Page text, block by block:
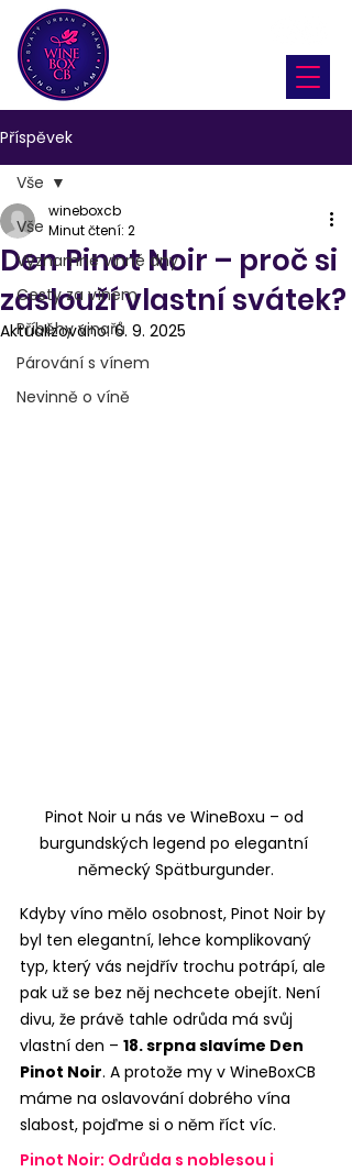
Příspěvek
Vše
Významné vinné dny
Cesty za vínem
Příběhy vinařů
Párování s vínem
Nevinně o víně
Vše
Den Pinot Noir – proč si
zaslouží vlastní svátek?
wineboxcb
Minut čtení: 2
Aktualizováno:6. 9. 2025
Pinot Noir u nás ve WineBoxu – od
burgundských legend po elegantní
německý Spätburgunder.
Kdyby víno mělo osobnost, Pinot Noir by
byl ten elegantní, lehce komplikovaný
typ, který vás nejdřív trochu potrápí, ale
pak už se bez něj nechcete obejít. Není
divu, že právě tahle odrůda má svůj
vlastní den – 18. srpna slavíme Den
Pinot Noir. A protože my v WineBoxCB
máme na oslavování dobrého vína
slabost, pojďme si o něm říct víc.
Pinot Noir: Odrůda s noblesou i